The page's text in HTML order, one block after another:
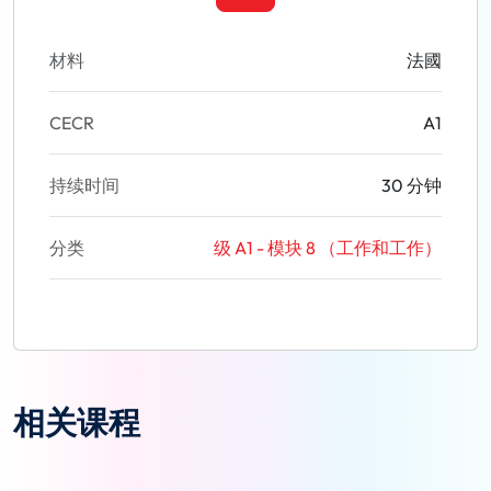
材料 法國
CECR A1
持续时间 30 分钟
分类 级 A1 - 模块 8 （工作和工作）
相关课程